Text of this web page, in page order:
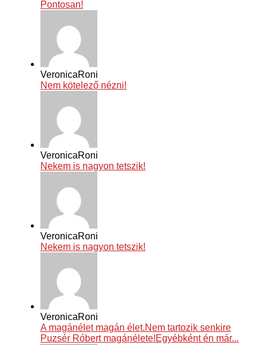
Pontosan!
VeronicaRoni
Nem kötelező nézni!
VeronicaRoni
Nekem is nagyon tetszik!
VeronicaRoni
Nekem is nagyon tetszik!
VeronicaRoni
A magánélet magán élet.Nem tartozik senkire
Puzsér Róbert magánélete!Egyébként én már...